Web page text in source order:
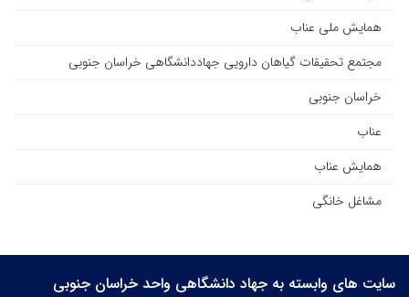
همایش ملی عناب
مجتمع تحقیقات گیاهان دارویی جهاددانشگاهی خراسان جنوبی
خراسان جنوبی
عناب
همایش عناب
مشاغل خانگی
سایت های وابسته به جهاد دانشگاهی واحد خراسان جنوبی